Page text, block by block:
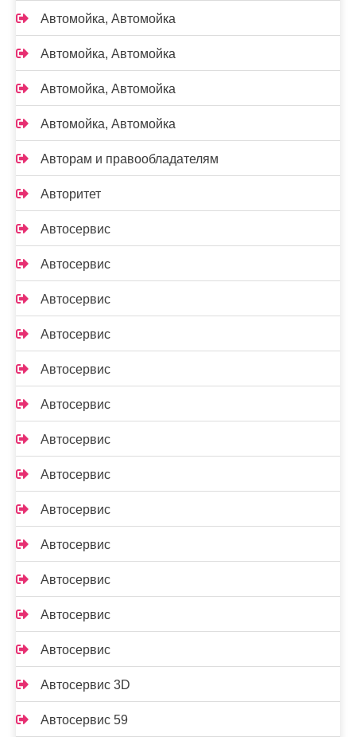
Автомойка, Автомойка
Автомойка, Автомойка
Автомойка, Автомойка
Автомойка, Автомойка
Авторам и правообладателям
Авторитет
Автосервис
Автосервис
Автосервис
Автосервис
Автосервис
Автосервис
Автосервис
Автосервис
Автосервис
Автосервис
Автосервис
Автосервис
Автосервис
Автосервис 3D
Автосервис 59